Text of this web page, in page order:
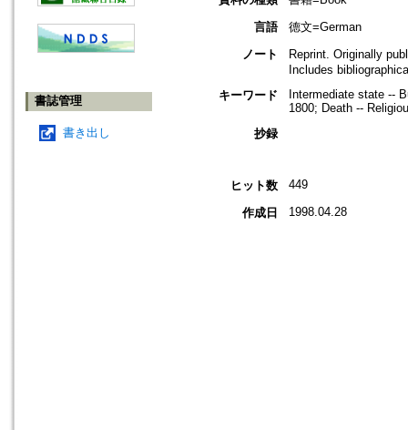
書誌管理
書き出し
言語
德文=German
ノート
Reprint. Originally
Includes
キーワード
Intermediate state --
1800; Death --
抄録
ヒット数 449
作成日 1998.04.28